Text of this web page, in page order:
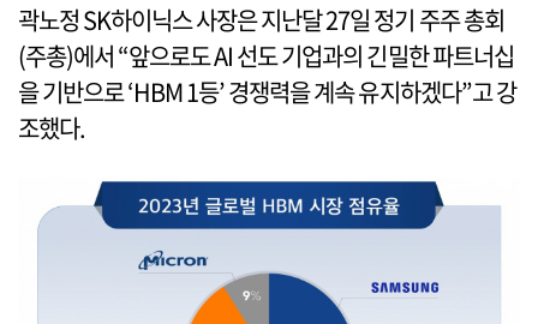
곽노정 SK하이닉스 사장은 지난달 27일 정기 주주 총회
(주총)에서 “앞으로도 AI 선도 기업과의 긴밀한 파트너십
을 기반으로 ‘HBM 1등’ 경쟁력을 계속 유지하겠다”고 강
조했다.